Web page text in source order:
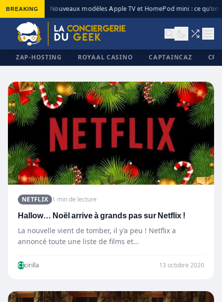
BREAKING Nouveaux modèles Apple TV et HomePod mini : ce qu’on
ZAP-HOSTING ROYAAL CASINO CAPTAINCAZ
NETFLIX 1 min de lecture
Hallow… Noël arrive à grands pas sur Netflix !
La nouvelle vient de tomber, il y’a peu ! Netflix a
annoncé toute une liste de films et…
CIcirilla 13 octobre 2020